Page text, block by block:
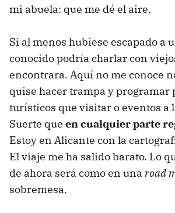
mi abuela: que me dé el aire.
Si al menos hubiese escapado a
conocido podría charlar con
encontrara. Aquí no me conoce
quise hacer trampa y programar
turísticos que visitar o eventos a
Suerte que en cualquier parte
Estoy en Alicante con la
El viaje me ha salido barato. Lo
de ahora será como en una road
sobremesa.